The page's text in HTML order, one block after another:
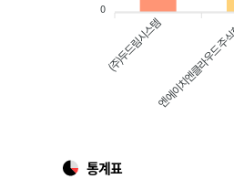
0
(주)두드림시스템엔에이치엔클라우
통계표